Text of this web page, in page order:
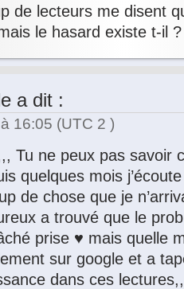
de lecteurs me disent
le hasard existe t-il
a dit :
16:05 (UTC 2 )
Tu ne peux pas savoir
quelques mois
de chose que je
a trouvé que le
prise ♥ mais quelle
sur google et a
dans ces